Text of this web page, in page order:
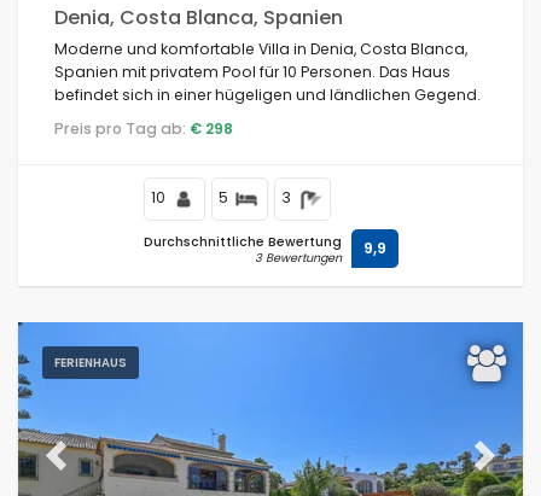
Denia, Costa Blanca, Spanien
Moderne und komfortable Villa in Denia, Costa Blanca,
Spanien mit privatem Pool für 10 Personen. Das Haus
befindet sich in einer hügeligen und ländlichen Gegend.
Preis pro Tag ab: € 298
10 5 3
Durchschnittliche Bewertung
3 Bewertungen 9,9
FERIENHAUS
Previous Next